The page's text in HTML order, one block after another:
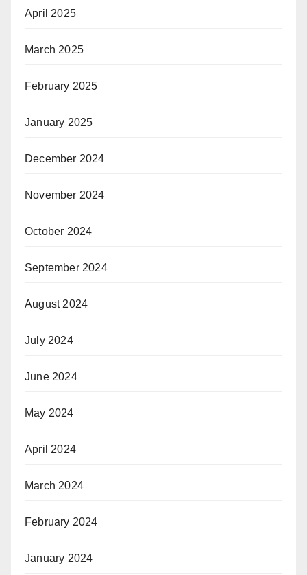
April 2025
March 2025
February 2025
January 2025
December 2024
November 2024
October 2024
September 2024
August 2024
July 2024
June 2024
May 2024
April 2024
March 2024
February 2024
January 2024